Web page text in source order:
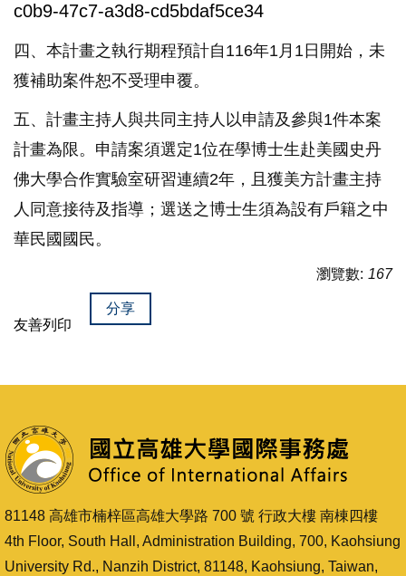
c0b9-47c7-a3d8-cd5bdaf5ce34
四、本計畫之執行期程預計自116年1月1日開始， 未
獲補助案件恕不受理申覆。
五、計畫主持人與共同主持人以申請及參與1件本案
計畫為限。申請案須選定1位在學博士生赴美國史丹
佛大學合作實驗室研習連續2年，且獲美方計畫主持
人同意接待及指導；選送之博士生須為設有戶籍之中
華民國國民。
瀏覽數: 167
友善列印
分享
81148 高雄市楠梓區高雄大學路 700 號 行政大樓 南棟四樓
4th Floor, South Hall, Administration Building, 700, Kaohsiung
University Rd., Nanzih District, 81148, Kaohsiung, Taiwan,